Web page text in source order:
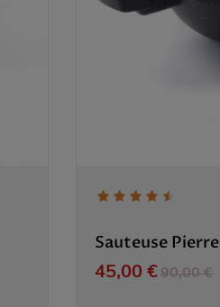
Sauteuse
Prix
45,00 € Prix de
90,00 €